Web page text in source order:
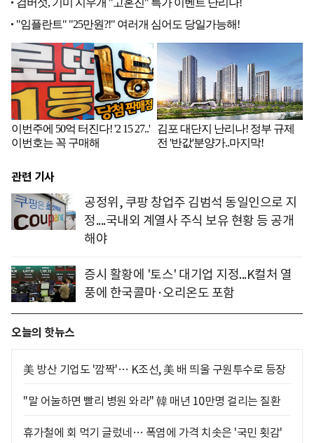
관련 기사
공정위, 쿠팡 창업주 김범석 동일인으로 지
정....국내외 계열사 주식 보유 현황 등 공개
해야
증시 활황에 '토스' 대기업 지정...K컬처 열
풍에 한국콜마·오리온도 포함
오늘의 핫뉴스
美 방산 기업도 '깜짝'… K조선, 美 배 띄울 구원투수로 등장
"말 어눌하면 빨리 병원 와라" 韓 매년 10만명 걸리는 질환
휴가철에 회 먹기 글렀네… 폭염에 가격 치솟은 '국민 횟감'